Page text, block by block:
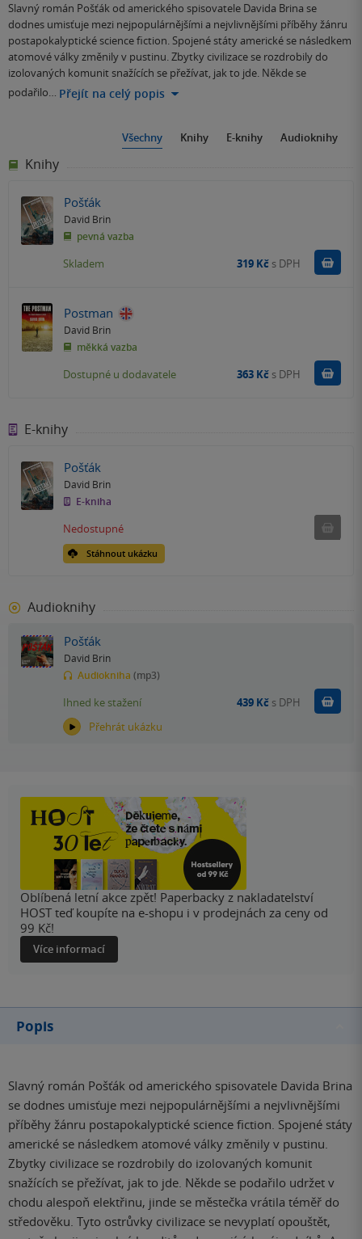
Slavný román Pošťák od amerického spisovatele Davida Brina se
dodnes umisťuje mezi nejpopulárnějšími a nejvlivnějšími příběhy žánru
postapokalyptické science fiction. Spojené státy americké se následkem
atomové války změnily v pustinu. Zbytky civilizace se rozdrobily do
izolovaných komunit snažících se přežívat, jak to jde. Někde se
podařilo… Přejít na celý popis
Všechny Knihy E-knihy Audioknihy
Knihy
Pošťák
David Brin
pevná vazba
Skladem 319 Kč s DPH
Postman
David Brin
měkká vazba
Dostupné u dodavatele 363 Kč s DPH
E-knihy
Pošťák
David Brin
E-kniha
Stáhnout ukázku
Nedostupné
Audioknihy
Pošťák
David Brin
Audiokniha (mp3)
Přehrát ukázku
Ihned ke stažení 439 Kč s DPH Koupit
Oblíbená letní akce zpět! Paperbacky z nakladatelství
HOST teď koupíte na e-shopu i v prodejnách za ceny od
99 Kč!
Více informací
Popis
Slavný román Pošťák od amerického spisovatele Davida Brina
se dodnes umisťuje mezi nejpopulárnějšími a nejvlivnějšími
příběhy žánru postapokalyptické science fiction. Spojené státy
americké se následkem atomové války změnily v pustinu.
Zbytky civilizace se rozdrobily do izolovaných komunit
snažících se přežívat, jak to jde. Někde se podařilo udržet v
chodu alespoň elektřinu, jinde se městečka vrátila téměř do
středověku. Tyto ostrůvky civilizace se nevyplatí opouštět,